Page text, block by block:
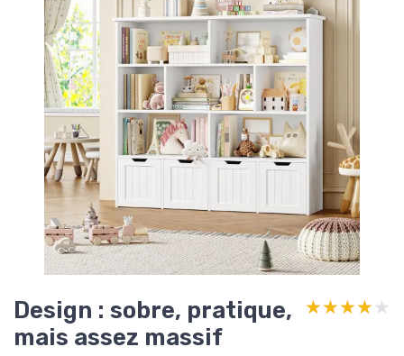
Design : sobre, pratique,
mais assez massif
★★★★★
★★★★★